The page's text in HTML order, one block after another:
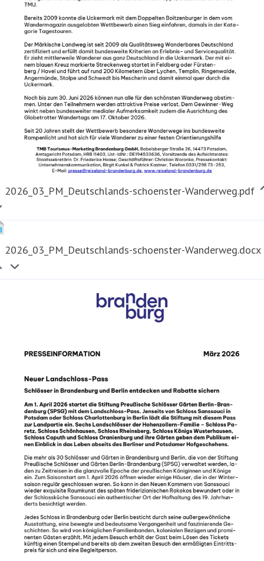
2026_03_PM_Deutschlands-schoenster-Wanderweg.pdf
2026_03_PM_Deutschlands-schoenster-Wanderweg.docx